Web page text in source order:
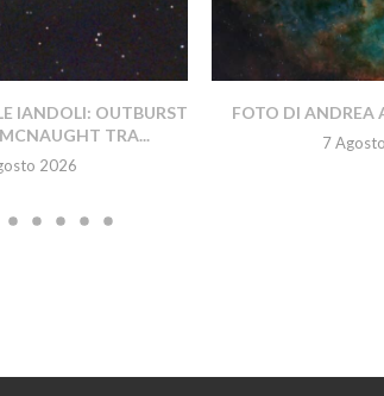
IANDOLI: OUTBURST
TRA...
2026
FOTO DI ANDREA
7